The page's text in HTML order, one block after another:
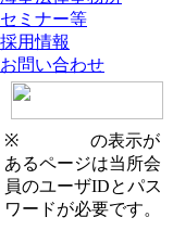
セミナー等
採用情報
お問い合わせ
※
の表示が
あるページは当所会
員のユーザIDとパス
ワードが必要です。